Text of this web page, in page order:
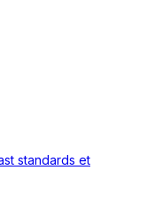
standards et